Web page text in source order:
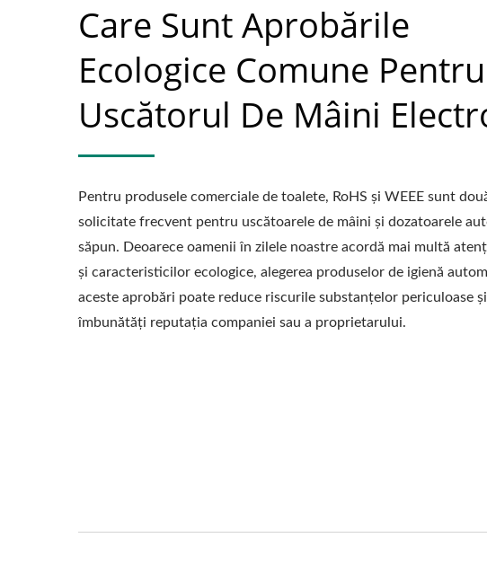
Care Sunt Aprobările
Ecologice Comune Pentru
Uscătorul De Mâini
Pentru produsele comerciale de toalete, RoHS și WEEE sunt
solicitate frecvent pentru uscătoarele de mâini și dozatoarele
săpun. Deoarece oamenii în zilele noastre acordă mai multă
și caracteristicilor ecologice, alegerea produselor de igienă
aceste aprobări poate reduce riscurile substanțelor periculoase
îmbunătăți reputația companiei sau a proprietarului.